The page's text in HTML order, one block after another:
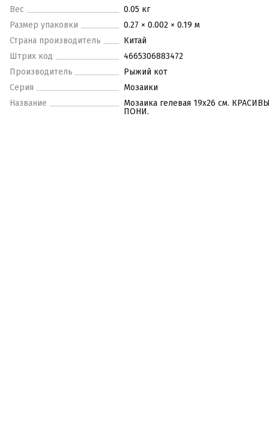
Вес
0.05 кг
Размер упаковки
0.27 × 0.002 × 0.19 м
Страна производитель
Китай
Штрих код
4665306883472
Производитель
Рыжий кот
Серия
Мозаики
Название
Мозаика гелевая 19х26 см.
ПОНИ.